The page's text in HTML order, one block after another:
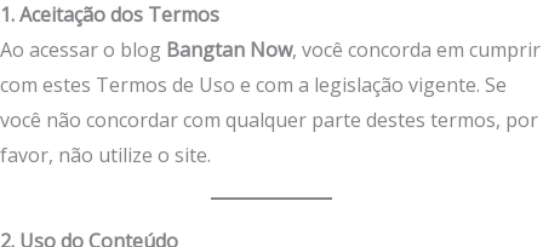
1. Aceitação dos Termos
Ao acessar o blog Bangtan Now, você concorda em cumprir
com estes Termos de Uso e com a legislação vigente. Se
você não concordar com qualquer parte destes termos, por
favor, não utilize o site.
2. Uso do Conteúdo